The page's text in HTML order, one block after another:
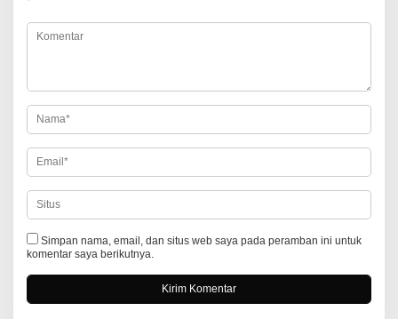
i
p
s
Simpan nama, email, dan situs web saya pada peramban ini untuk
komentar saya berikutnya.